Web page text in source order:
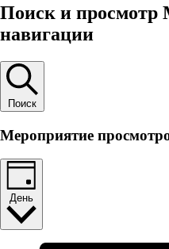
Мероприятия
20
апреля,
2026
Поиск и просмотр
навигации
Поиск
Мероприятие
День